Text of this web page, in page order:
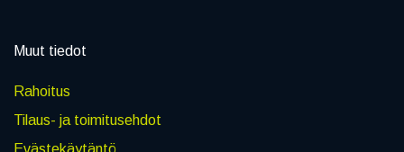
Muut tiedot
Rahoitus
Tilaus- ja toimitusehdot